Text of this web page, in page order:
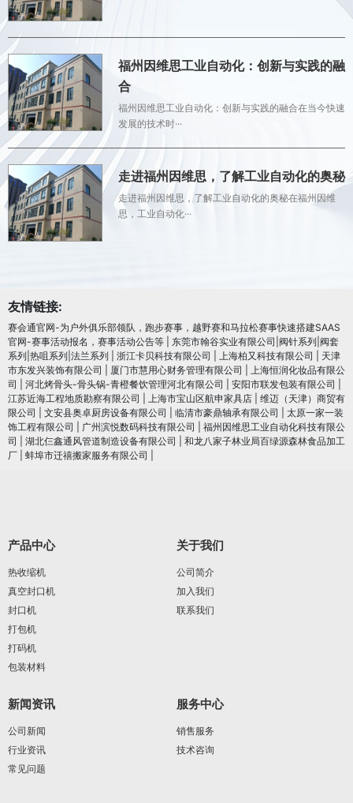
福州因维思工业自动化：创新与实践的融
合
福州因维思工业自动化：创新与实践的融合在当今快速
发展的技术时···
走进福州因维思，了解工业自动化的奥秘
走进福州因维思，了解工业自动化的奥秘在福州因维
思，工业自动化···
友情链接:
赛会通官网-为户外俱乐部领队，跑步赛事，越野赛和马拉松赛事快速搭建SAAS
官网-赛事活动报名，赛事活动公告等
东莞市翰谷实业有限公司|阀针系列|阀套
系列|热咀系列|法兰系列
浙江卡贝科技有限公司 上海柏又科技有限公司
天津
市东发兴装饰有限公司
厦门市慧用心财务管理有限公司
上海恒润化妆品有限公
司
河北烤骨头-骨头锅-青橙餐饮管理河北有限公司 安阳市联发包装有限公司
江苏近海工程地质勘察有限公司
上海市宝山区航申家具店
维迈（天津）商贸有
限公司
文安县奥卓厨房设备有限公司 临清市豪鼎轴承有限公司
太原一家一装
饰工程有限公司
广州滨悦数码科技有限公司
福州因维思工业自动化科技有限公
司
湖北仨鑫通风管道制造设备有限公司
和龙八家子林业局百绿源森林食品加工
厂
蚌埠市迁禧搬家服务有限公司
产品中心
热收缩机
真空封口机
封口机
打包机
打码机
包装材料
关于我们
公司简介
加入我们
联系我们
新闻资讯
公司新闻
行业资讯
常见问题
服务中心
销售服务
技术咨询